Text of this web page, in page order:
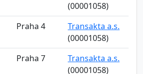
(00001058)
Praha 4
Transakta a.s.
(00001058)
Praha 7
Transakta a.s.
(00001058)